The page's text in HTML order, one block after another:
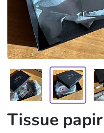
Tissue